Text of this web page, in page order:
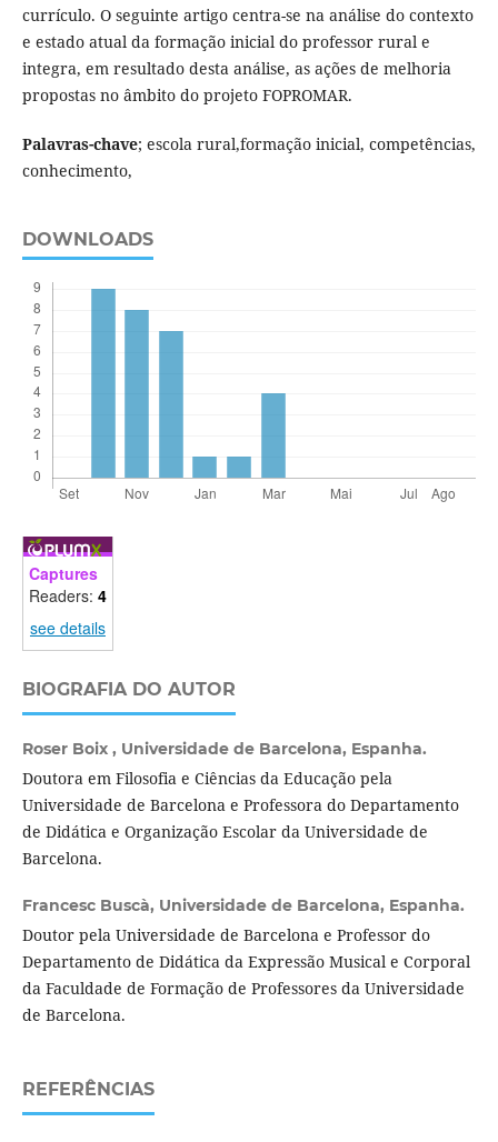
currículo. O seguinte artigo centra-se na análise do contexto
e estado atual da formação inicial do professor rural e
integra, em resultado desta análise, as ações de melhoria
propostas no âmbito do projeto FOPROMAR.
Palavras-chave; escola rural,formação inicial, competências,
conhecimento,
DOWNLOADS
Captures
Readers: 4
see details
BIOGRAFIA DO AUTOR
Roser Boix , Universidade de Barcelona, Espanha.
Doutora em Filosofia e Ciências da Educação pela
Universidade de Barcelona e Professora do Departamento
de Didática e Organização Escolar da Universidade de
Barcelona.
Francesc Buscà, Universidade de Barcelona, Espanha.
Doutor pela Universidade de Barcelona e Professor do
Departamento de Didática da Expressão Musical e Corporal
da Faculdade de Formação de Professores da Universidade
de Barcelona.
REFERÊNCIAS